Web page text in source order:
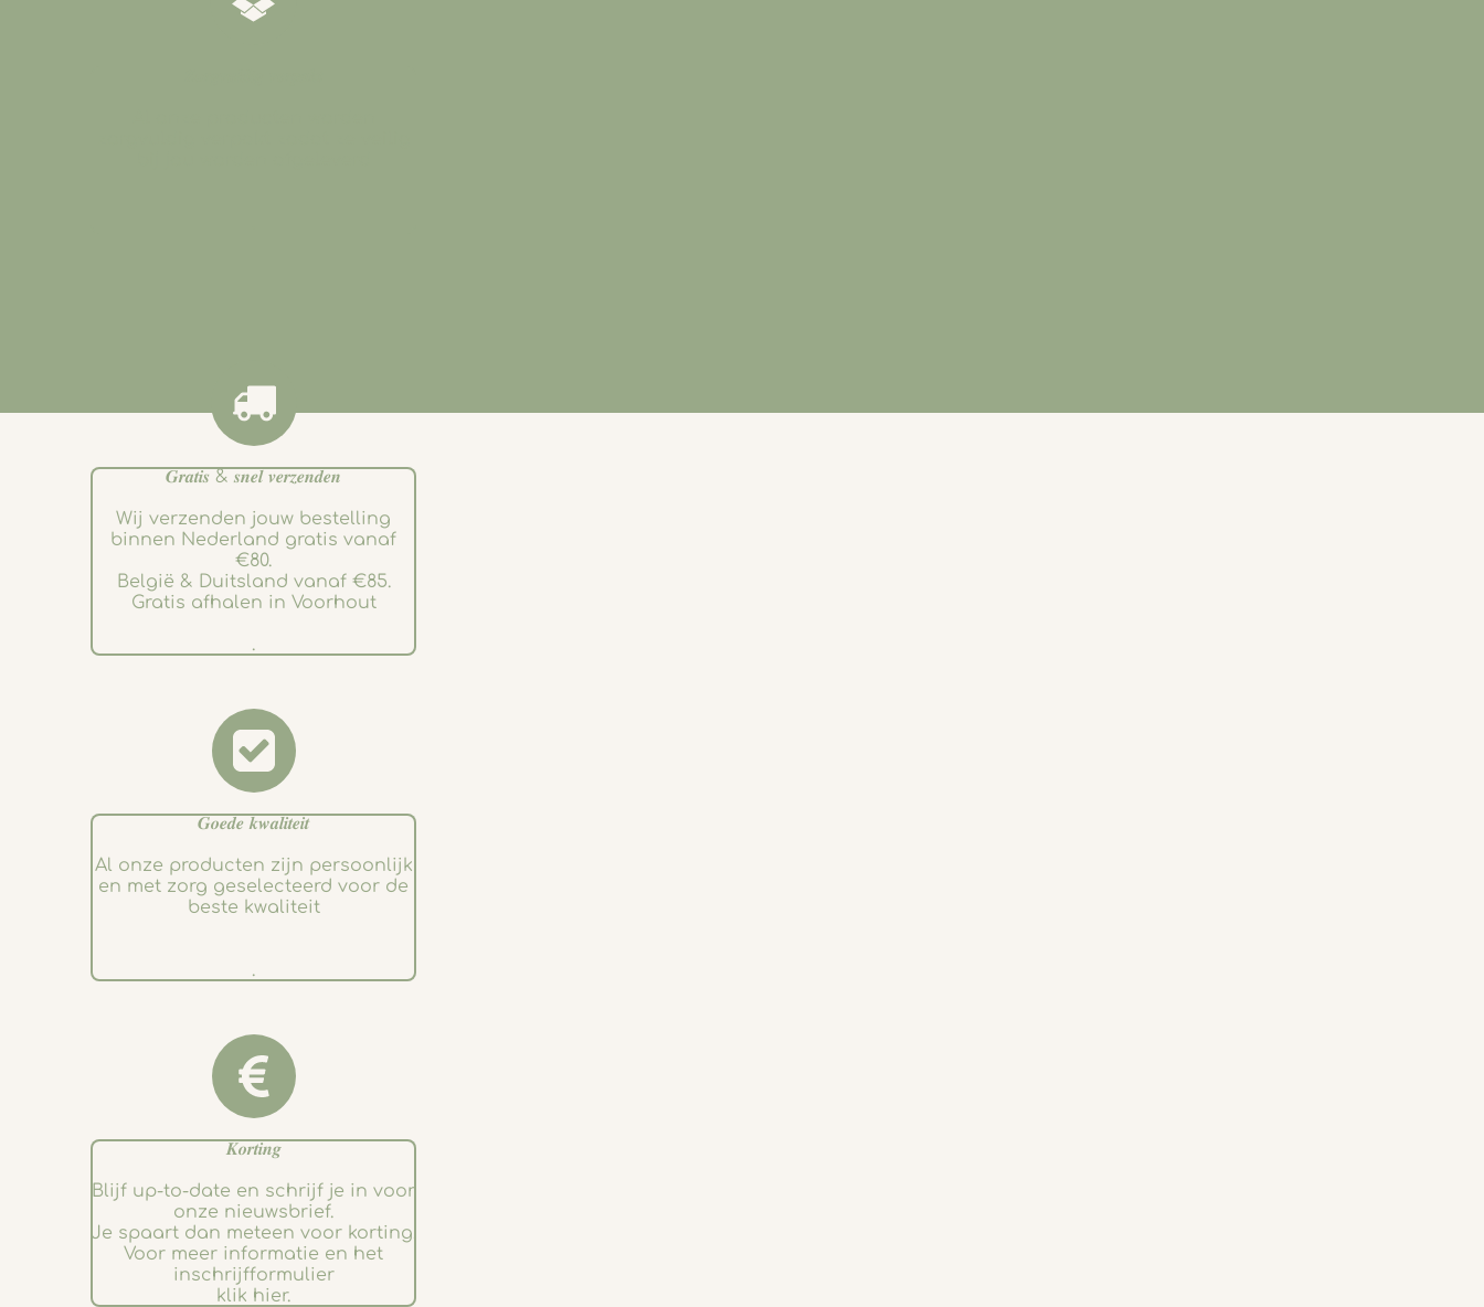
𝑮𝒓𝒂𝒕𝒊𝒔 & 𝒔𝒏𝒆𝒍 𝒗𝒆𝒓𝒛𝒆𝒏𝒅𝒆𝒏
Wij verzenden jouw bestelling
binnen Nederland gratis vanaf
€80.
België & Duitsland vanaf €85.
Gratis afhalen in Voorhout
.
𝑮𝒐𝒆𝒅𝒆 𝒌𝒘𝒂𝒍𝒊𝒕𝒆𝒊𝒕
Al onze producten zijn persoonlijk
en met zorg geselecteerd voor de
beste kwaliteit
.
𝑲𝒐𝒓𝒕𝒊𝒏𝒈
Blijf up-to-date en schrijf je in voor
onze nieuwsbrief.
Je spaart dan meteen voor korting.
Voor meer informatie en het
inschrijfformulier
klik hier.